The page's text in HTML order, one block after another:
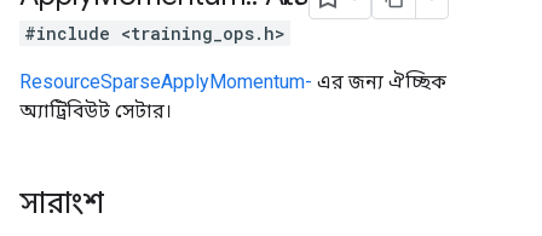
#include <training_ops.h>
ResourceSparseApplyMomentum- এর জন্য ঐচ্ছিক
অ্যাট্রিবিউট সেটার।
সারাংশ